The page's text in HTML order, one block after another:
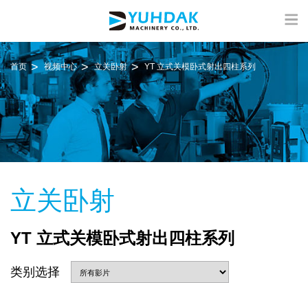
首页 视频中心 立关卧射 YT 立式关模卧式射出四柱系列
立关卧射
YT 立式关模卧式射出四柱系列
类别选择